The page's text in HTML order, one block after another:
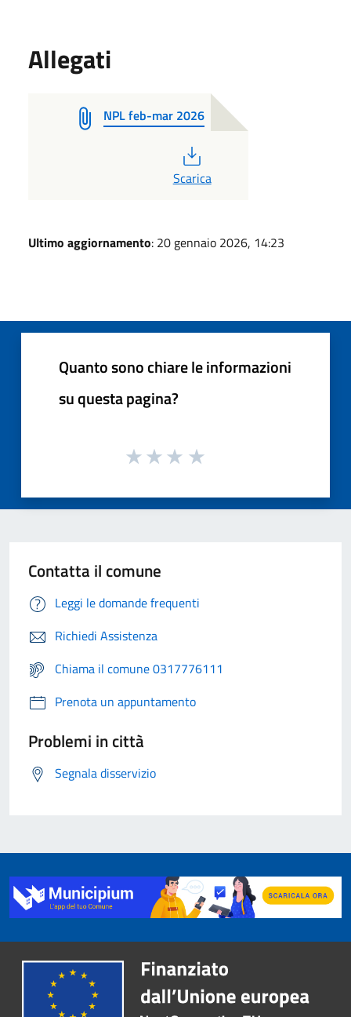
Allegati
NPL feb-mar 2026
Scarica
Ultimo aggiornamento: 20 gennaio 2026, 14:23
Quanto sono chiare le informazioni
su questa pagina?
Contatta il comune
Leggi le domande frequenti
Richiedi Assistenza
Chiama il comune 0317776111
Prenota un appuntamento
Problemi in città
Segnala disservizio